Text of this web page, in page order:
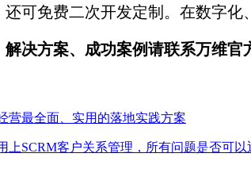
可免费二次开发定制。在数字化
决方案、成功案例请联系万维官
营最全面、实用的落地实践方案
上SCRM客户关系管理，所有问题是否可以